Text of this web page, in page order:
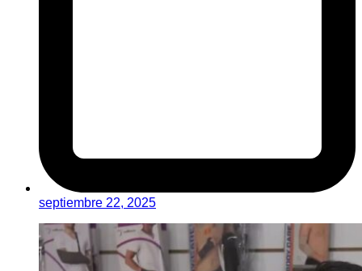
septiembre 22, 2025